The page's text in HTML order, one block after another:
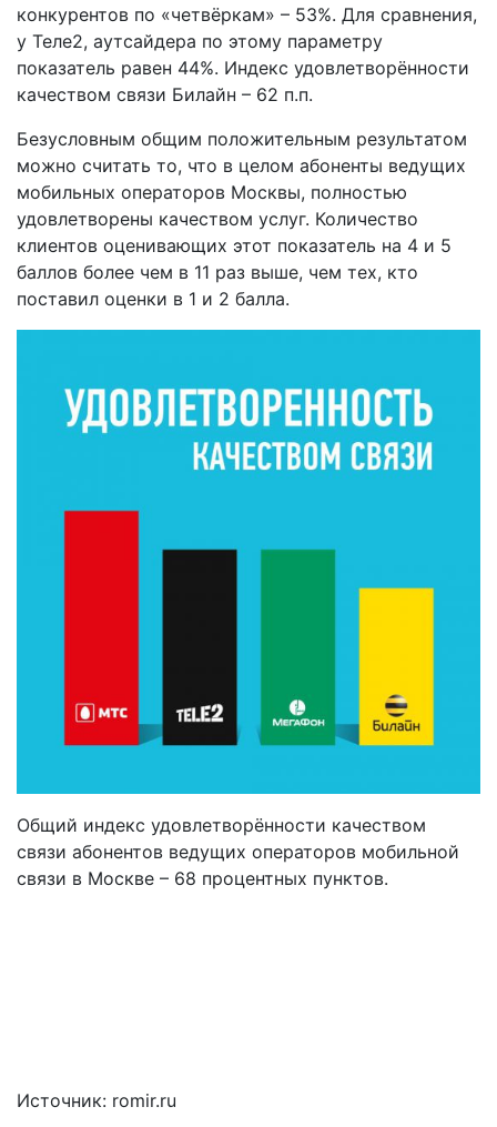
конкурентов по «четвёркам» – 53%. Для сравнения,
у Теле2, аутсайдера по этому параметру
показатель равен 44%. Индекс удовлетворённости
качеством связи Билайн – 62 п.п.
Безусловным общим положительным результатом
можно считать то, что в целом абоненты ведущих
мобильных операторов Москвы, полностью
удовлетворены качеством услуг. Количество
клиентов оценивающих этот показатель на 4 и 5
баллов более чем в 11 раз выше, чем тех, кто
поставил оценки в 1 и 2 балла.
Общий индекс удовлетворённости качеством
связи абонентов ведущих операторов мобильной
связи в Москве – 68 процентных пунктов.
Источник: romir.ru